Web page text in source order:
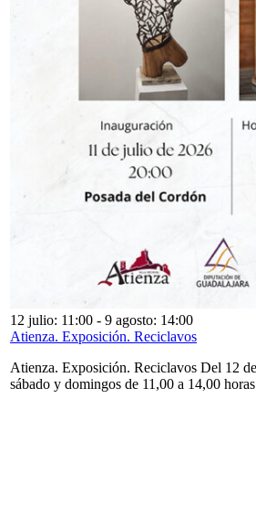
12 julio: 11:00 - 9 agosto: 14:00
Atienza. Exposición. Reciclavos
Atienza. Exposición. Reciclavos Del 12
sábado y domingos de 11,00 a 14,00